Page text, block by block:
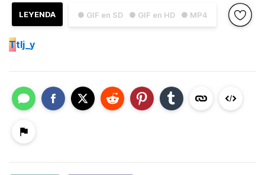
● GIF en SD ● GIF en HD ● MP4
LEYENDA
Ttlj_y